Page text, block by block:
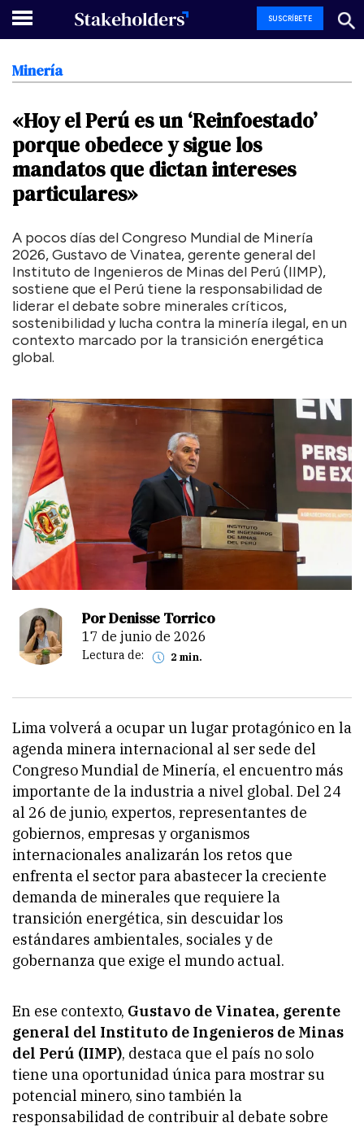
SUSCRÍBETE
Minería
«Hoy elPerú es un ‘Reinfoestado’
porque obedecey siguelos
mandatos que dictanintereses
particulares»
A pocos días del Congreso Mundial de Minería
2026, Gustavo de Vinatea, gerente general del
Instituto de Ingenieros de Minas del Perú (IIMP),
sostiene que el Perú tiene la responsabilidad de
liderar el debate sobre minerales críticos,
sostenibilidad y lucha contra la minería ilegal, en un
contexto marcado por la transición energética
global.
Por Denisse Torrico
17 de junio de 2026
Lectura de: 2 min.
Lima volverá a ocupar un lugar protagónico en la
agenda minera internacional al ser sede del
Congreso Mundial de Minería, el encuentro más
importante de la industria a nivel global. Del 24
al 26 de junio, expertos, representantes de
gobiernos, empresas y organismos
internacionales analizarán los retos que
enfrenta el sector para abastecer la creciente
demanda de minerales que requiere la
transición energética, sin descuidar los
estándares ambientales, sociales y de
gobernanza que exige el mundo actual.
En ese contexto, Gustavo de Vinatea, gerente
general del Instituto de Ingenieros de Minas
del Perú (IIMP), destaca que el país no solo
tiene una oportunidad única para mostrar su
potencial minero, sino también la
responsabilidad de contribuir al debate sobre